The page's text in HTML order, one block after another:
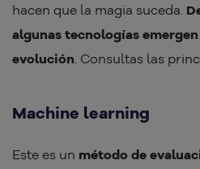
hacen que la magia suceda.
algunas tecnologías
evolución . Consultas las
Machine learning
Este es un método de